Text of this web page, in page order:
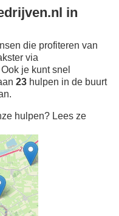
in
die profiteren van
via
je kunt snel
23 hulpen in de buurt
hulpen? Lees ze